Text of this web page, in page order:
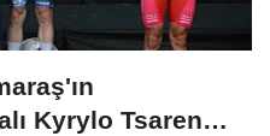
Kyrylo Tsarenko